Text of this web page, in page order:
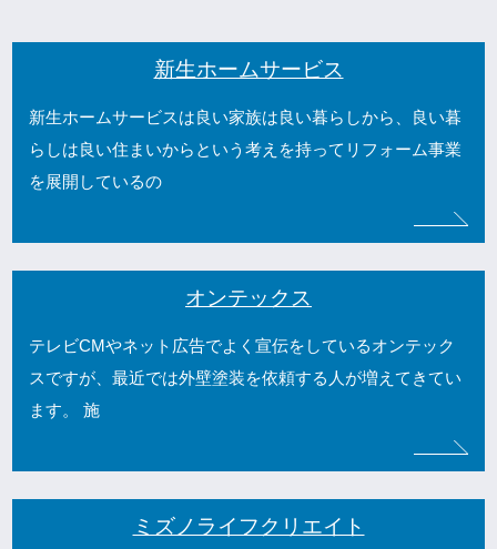
新生ホームサービス
新生ホームサービスは良い家族は良い暮らしから、良い暮
らしは良い住まいからという考えを持ってリフォーム事業
を展開しているの
オンテックス
テレビCMやネット広告でよく宣伝をしているオンテック
スですが、最近では外壁塗装を依頼する人が増えてきてい
ます。 施
ミズノライフクリエイト